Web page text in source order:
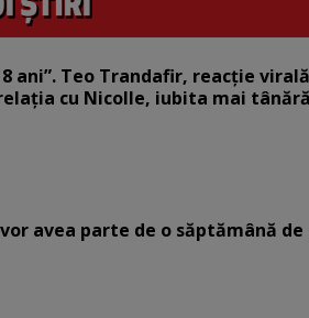
ani”. Teo Trandafir, reacție
cu Nicolle, iubita mai tânără
avea parte de o săptămână